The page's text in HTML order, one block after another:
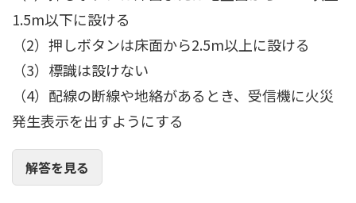
1.5m以下に設ける
（2）押しボタンは床面から2.5m以上に設ける
（3）標識は設けない
（4）配線の断線や地絡があるとき、受信機に火災
発生表示を出すようにする
解答を見る